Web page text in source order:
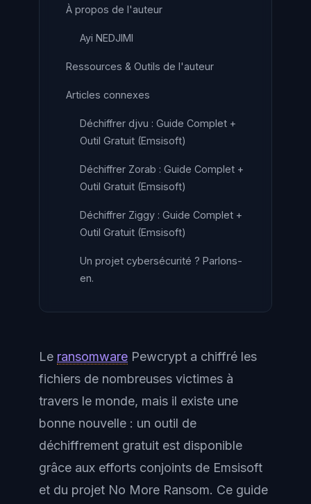
À propos de l'auteur
Ayi NEDJIMI
Ressources & Outils de l'auteur
Articles connexes
Déchiffrer djvu : Guide Complet +
Outil Gratuit (Emsisoft)
Déchiffrer Zorab : Guide Complet +
Outil Gratuit (Emsisoft)
Déchiffrer Ziggy : Guide Complet +
Outil Gratuit (Emsisoft)
Un projet cybersécurité ? Parlons-
en.
Le ransomware Pewcrypt a chiffré les
fichiers de nombreuses victimes à
travers le monde, mais il existe une
bonne nouvelle : un outil de
déchiffrement gratuit est disponible
grâce aux efforts conjoints de Emsisoft
et du projet No More Ransom. Ce guide